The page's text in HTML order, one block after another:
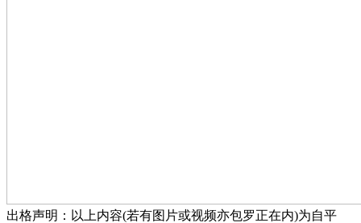
出格声明：以上内容(若有图片或视频亦包罗正在内)为自平